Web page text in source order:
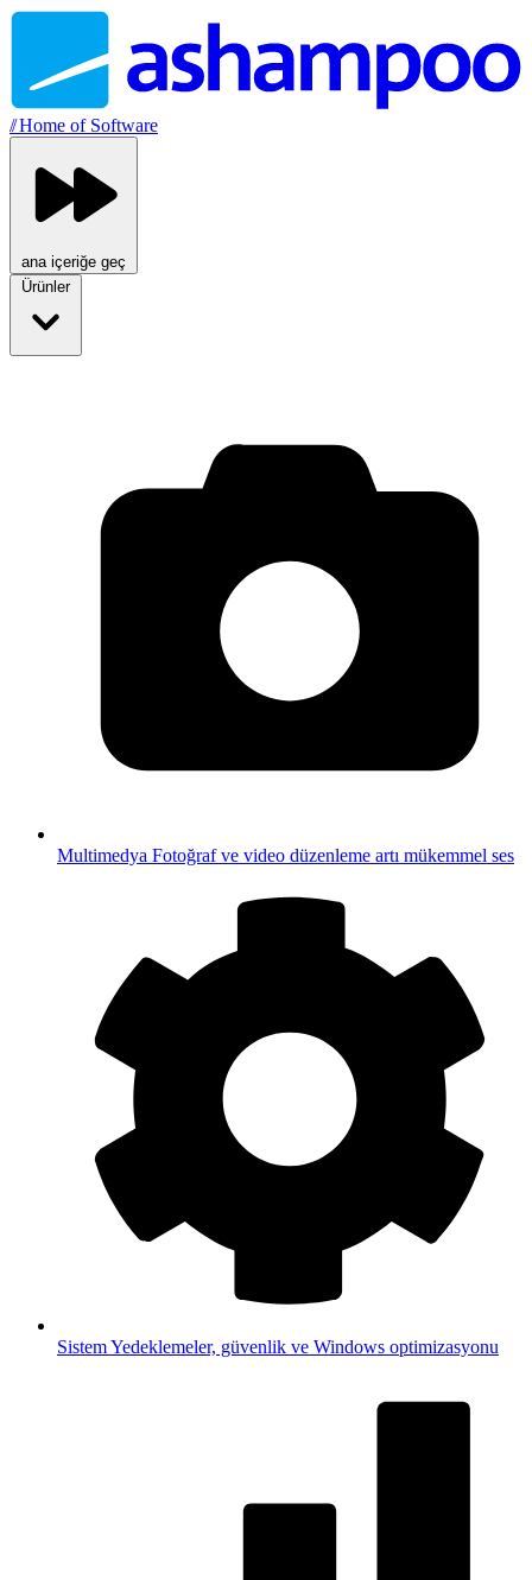
//Home of Software
ana içeriğe geç
Ürünler
Multimedya Fotoğraf ve video düzenleme artı mükemmel ses
SistemYedeklemeler, güvenlik ve Windows optimizasyonu